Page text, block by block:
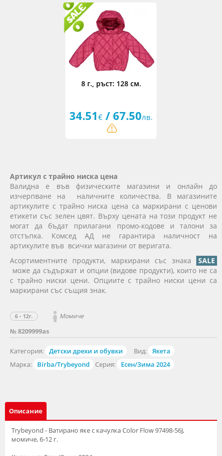
№ 8209999as
Категория: Детски дрехи и обувки Вид:
Якета
Марка:
Birba/Trybeyond Серия: Есен/Зима 2024
6 - 12г. Момиче
8 г., ръст: 128 см.
34.51 € / 67.50лв.
Артикул с трайно ниска цена
Валидна е във физическите магазини и онлайн до
изчерпване на наличните количества. В магазините
артикулите с трайно ниска цена са маркирани с ценови
етикети със зелен цвят. Върху цената на този продукт не
могат да бъдат прилагани промо-кодове и талони за
отстъпка. Комсед АД не гарантира наличност на
артикулите във всички магазини от веригата.
Асортиментните продукти, маркирани със знака
SALE
може да съдържат и опции (видове продукти), които не са
с трайно ниски цени. Опциите с трайно ниски цени са
маркирани със същия знак.
Описание
Trybeyond - Ватирано яке с качулка Color Flow 97498-56J,
момиче, 6-12 г.